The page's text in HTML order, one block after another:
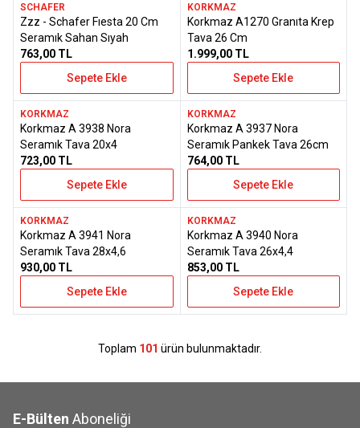
Yeni
Favorilere Ekle
SCHAFER
Zzz - Schafer Fıesta 20 Cm
Seramık Sahan Sıyah
763,00 TL
Sepete Ekle
Yeni
Favorilere Ekle
KORKMAZ
Korkmaz A1270 Granıta Krep
Tava 26 Cm
1.999,00TL
Sepete Ekle
Yeni
Favorilere Ekle
KORKMAZ
Korkmaz A 3938 Nora
Seramık Tava 20x4
723,00 TL
Sepete Ekle
Yeni
Favorilere Ekle
KORKMAZ
Korkmaz A 3937 Nora
Seramık Pankek Tava 26cm
764,00TL
Sepete Ekle
Yeni
Favorilere Ekle
KORKMAZ
Korkmaz A 3941 Nora
Seramık Tava 28x4,6
930,00 TL
Sepete Ekle
Yeni
Favorilere Ekle
KORKMAZ
Korkmaz A 3940 Nora
Seramık Tava 26x4,4
853,00TL
Sepete Ekle
Toplam 101 ürün bulunmaktadır.
E-Bülten Aboneliği